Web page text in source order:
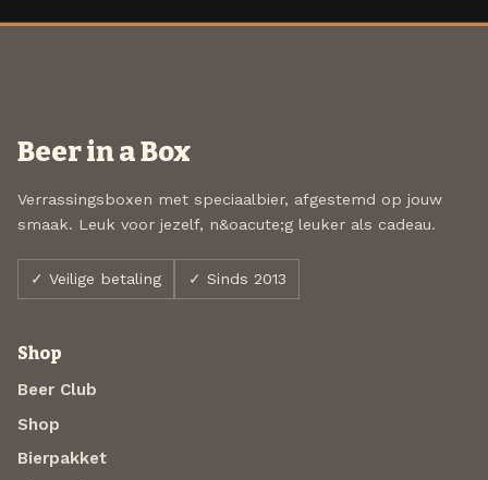
Beer in a Box
Verrassingsboxen met speciaalbier, afgestemd op jouw
smaak. Leuk voor jezelf, n&oacute;g leuker als cadeau.
✓ Veilige betaling ✓ Sinds 2013
Shop
Beer Club
Shop
Bierpakket